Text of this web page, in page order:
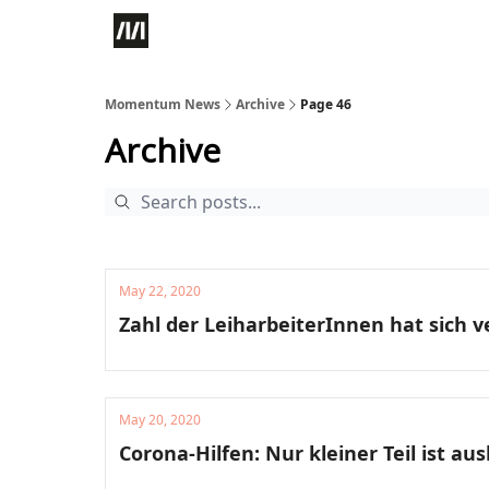
Momentum News Archive Page 46
Archive
May 22, 2020
Zahl der LeiharbeiterInnen hat sich
May 20, 2020
Corona-Hilfen: Nur kleiner Teil ist